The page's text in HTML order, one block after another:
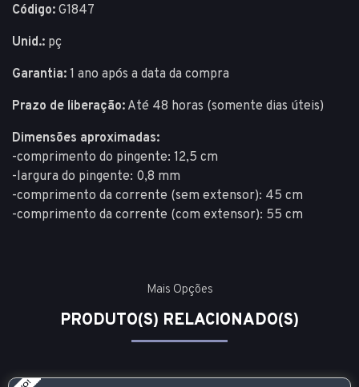
Código: G1847
Unid.: pç
Garantia: 1 ano após a data da compra
Prazo de liberação: Até 48 horas (somente dias úteis)
Dimensões aproximadas:
-comprimento do pingente: 12,5 cm
-largura do pingente: 0,8 mm
-comprimento da corrente (sem extensor): 45 cm
-comprimento da corrente (com extensor): 55 cm
Mais Opções
PRODUTO(S) RELACIONADO(S)